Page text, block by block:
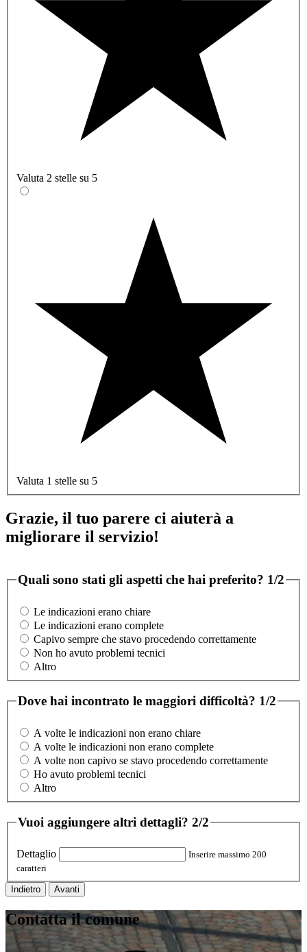
Valuta 2 stelle su 5
Valuta 1 stelle su 5
Grazie, il tuo parere ci aiuterà a
migliorare il servizio!
Quali sono stati gli aspetti che hai preferito? 1/2
Le indicazioni erano chiare
Le indicazioni erano complete
Capivo sempre che stavo procedendo correttamente
Non ho avuto problemi tecnici
Altro
Dove hai incontrato le maggiori difficoltà? 1/2
A volte le indicazioni non erano chiare
A volte le indicazioni non erano complete
A volte non capivo se stavo procedendo correttamente
Ho avuto problemi tecnici
Altro
Vuoi aggiungere altri dettagli? 2/2
Dettaglio
Inserire massimo 200
caratteri
Indietro Avanti
Contatta il comune